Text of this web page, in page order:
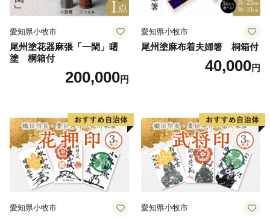
愛知県小牧市
尾州塗花器麻張「一閑」曙
塗 桐箱付
200,000円
愛知県小牧市
尾州塗麻布着夫婦箸 桐箱付
40,000円
愛知県小牧市 愛知県小牧市